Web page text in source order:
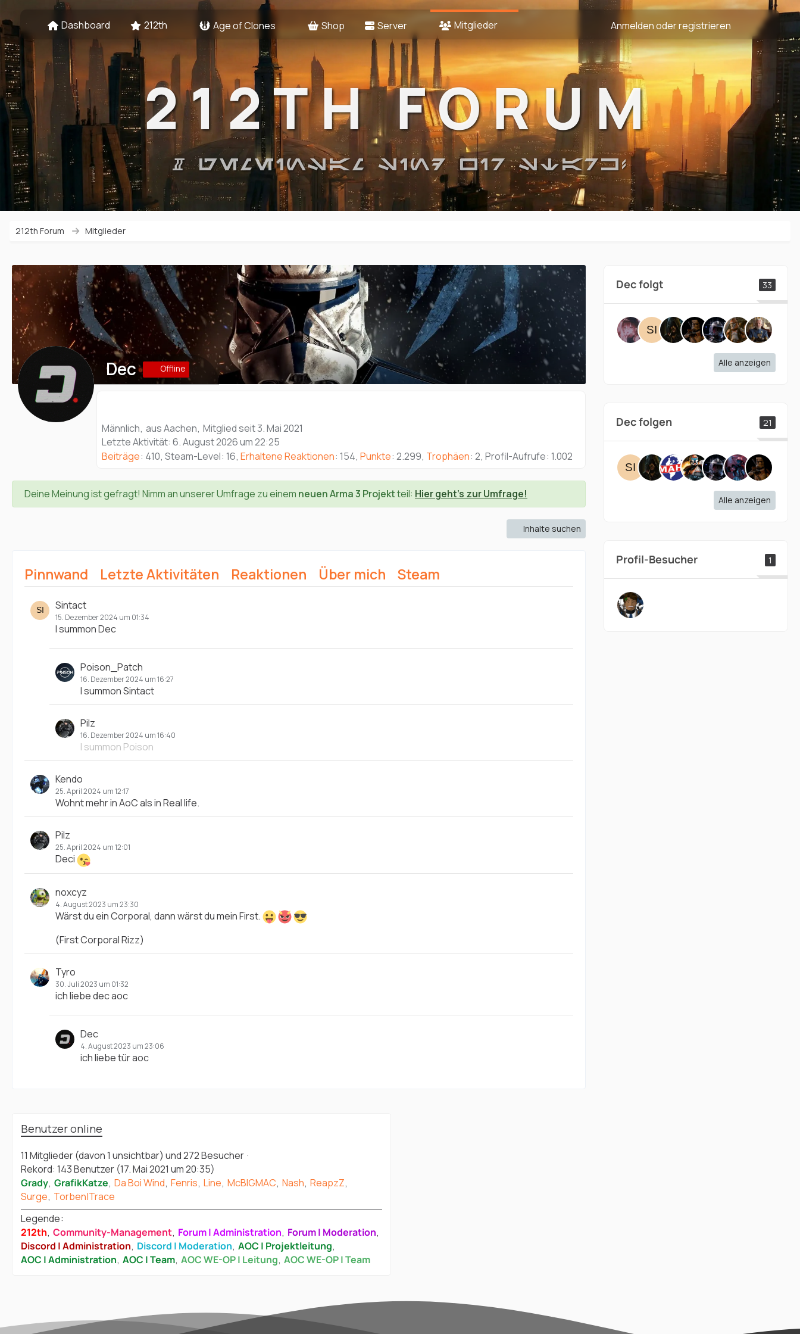
Dashboard 212th Age of Clones Shop Server Mitglieder Anmelden oder registrieren
212TH FORUM
# GEMEINSAM SIND WIR STARK!
212th Forum Mitglieder
Dec Offline
Männlich aus Aachen Mitglied seit 3. Mai 2021
Letzte Aktivität: 6. August 2026 um 22:25
Beiträge 410 Steam-Level 16 Erhaltene Reaktionen 154 Punkte 2.299 Trophäen 2 Profil-Aufrufe 1.002
Deine Meinung ist gefragt! Nimm an unserer Umfrage zu einem neuen Arma 3 Projektteil: Hier geht's zur Umfrage!
Inhalte suchen
Pinnwand Letzte Aktivitäten Reaktionen Über mich Steam
Sintact
15. Dezember 2024 um 01:34
I summon Dec
Poison_Patch
16. Dezember 2024 um 16:27
I summon Sintact
Pilz
16. Dezember 2024 um 16:40
I summon Poison
Kendo
25. April 2024 um 12:17
Wohnt mehr in AoC als in Real life.
Pilz
25. April 2024 um 12:01
Deci
noxcyz
4. August 2023 um 23:30
Wärst du ein Corporal, dann wärst du mein First.
(First Corporal Rizz)
Tyro
30. Juli 2023 um 01:32
ich liebe dec aoc
Dec
4. August 2023 um 23:06
ich liebe tür aoc
Dec folgt 33
Alle anzeigen
Dec folgen 21
Alle anzeigen
Profil-Besucher 1
Benutzer online
11 Mitglieder (davon 1 unsichtbar) und 272 Besucher
Rekord: 143 Benutzer (17. Mai 2021 um 20:35)
Grady GrafikKatze Da Boi Wind Fenris Line McBIGMAC Nash ReapzZ
Surge Torben|Trace
Legende
212th Community-Management Forum | Administration Forum | Moderation
Discord | Administration Discord | Moderation AOC | Projektleitung
AOC | Administration AOC | Team AOC WE-OP | Leitung AOC WE-OP | Team